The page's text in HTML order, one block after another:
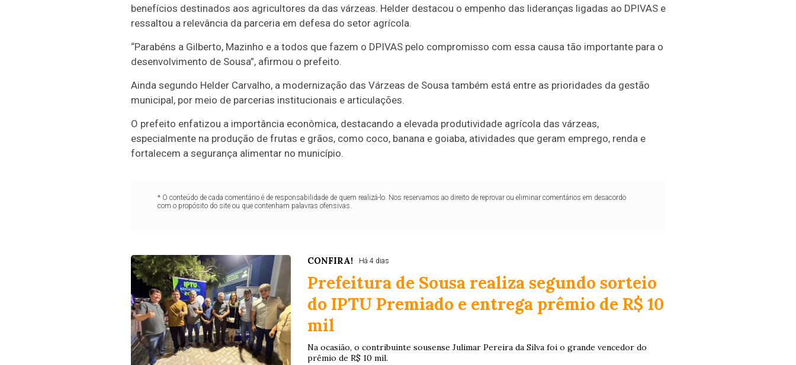
benefícios destinados aos agricultores da das várzeas. Helder destacou o empenho das lideranças ligadas ao DPIVAS e
ressaltou a relevância da parceria em defesa do setor agrícola.
“Parabéns a Gilberto, Mazinho e a todos que fazem o DPIVAS pelo compromisso com essa causa tão importante para o
desenvolvimento de Sousa”, afirmou o prefeito.
Ainda segundo Helder Carvalho, a modernização das Várzeas de Sousa também está entre as prioridades da gestão
municipal, por meio de parcerias institucionais e articulações.
O prefeito enfatizou a importância econômica, destacando a elevada produtividade agrícola das várzeas,
especialmente na produção de frutas e grãos, como coco, banana e goiaba, atividades que geram emprego, renda e
fortalecem a segurança alimentar no município.
* O conteúdo de cada comentário é de responsabilidade de quem realizá-lo. Nos reservamos ao direito de reprovar ou eliminar comentários em desacordo
com o propósito do site ou que contenham palavras ofensivas.
CONFIRA! Há 4 dias
Prefeitura de Sousa realiza segundo sorteio
do IPTU Premiado e entrega prêmio de R$ 10
mil
Na ocasião, o contribuinte sousense Julimar Pereira da Silva foi o grande vencedor do
prêmio de R$ 10 mil.